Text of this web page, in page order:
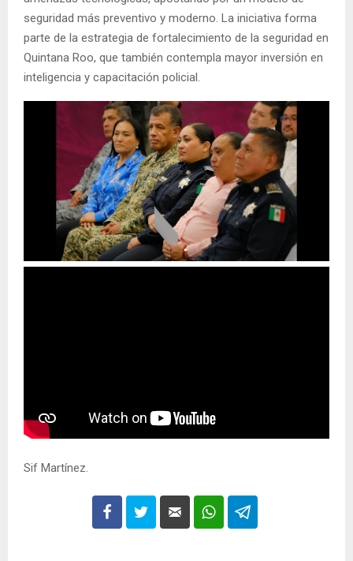
seguridad más preventivo y moderno. La iniciativa forma
parte de la estrategia de fortalecimiento de la seguridad en
Quintana Roo, que también contempla mayor inversión en
inteligencia y capacitación policial.
Sif Martínez.